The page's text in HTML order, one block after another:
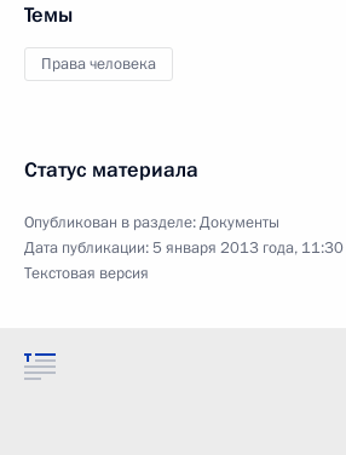
Темы
Права человека
Статус материала
Опубликован в разделе:Документы
Дата публикации:5 января 2013 года, 11:30
Текстовая версия